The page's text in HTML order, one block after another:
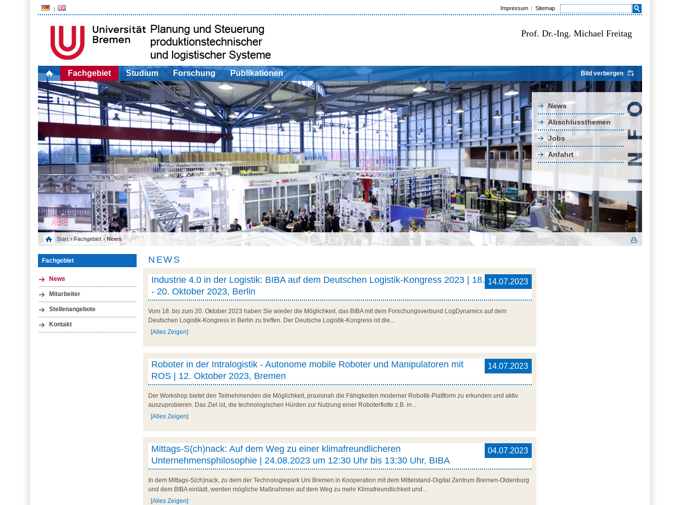
Impressum Sitemap
Prof. Dr.-Ing. Michael Freitag
Fachgebiet Studium Forschung Publikationen Bild verbergen
News
Abschlussthemen
Jobs
Anfahrt
Start › Fachgebiet › News
Fachgebiet
News
Mitarbeiter
Stellenangebote
Kontakt
NEWS
14.07.2023
Industrie 4.0 in der Logistik: BIBA auf dem Deutschen Logistik-Kongress 2023 | 18.
- 20. Oktober 2023, Berlin
Vom 18. bis zum 20. Oktober 2023 haben Sie wieder die Möglichkeit, das BIBA mit dem Forschungsverbund LogDynamics auf dem
Deutschen Logistik-Kongress in Berlin zu treffen. Der Deutsche Logistik-Kongress ist die...
[Alles Zeigen]
14.07.2023
Roboter in der Intralogistik - Autonome mobile Roboter und Manipulatoren mit
ROS | 12. Oktober 2023, Bremen
Der Workshop bietet den Teilnehmenden die Möglichkeit, praxisnah die Fähigkeiten moderner Robotik-Plattform zu erkunden und aktiv
auszuprobieren. Das Ziel ist, die technologischen Hürden zur Nutzung einer Roboterflotte z.B. in...
[Alles Zeigen]
04.07.2023
Mittags-S(ch)nack: Auf dem Weg zu einer klimafreundlicheren
Unternehmensphilosophie | 24.08.2023 um 12:30 Uhr bis 13:30 Uhr, BIBA
In dem Mittags-S(ch)nack, zu dem der Technologiepark Uni Bremen in Kooperation mit dem Mittelstand-Digital Zentrum Bremen-Oldenburg
und dem BIBA einlädt, werden mögliche Maßnahmen auf dem Weg zu mehr Klimafreundlichkeit und...
[Alles Zeigen]